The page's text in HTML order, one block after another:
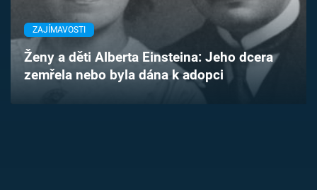
Časopis
Sledujte prima+
ZAJÍMAVOSTI
Ženy a děti Alberta Einsteina: Jeho dcera
zemřela nebo byla dána k adopci